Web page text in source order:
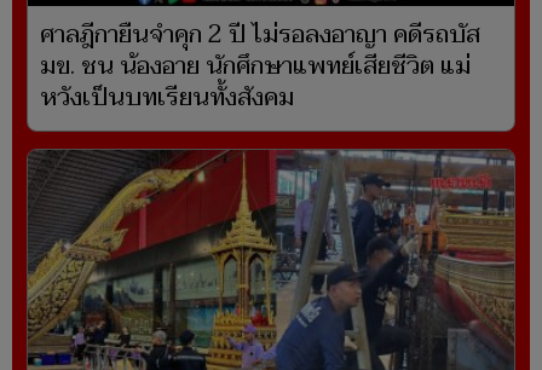
ศาลฎีกายืนจำคุก 2 ปี ไม่รอลงอาญา คดีรถบัส
มข. ชน น้องอาย นักศึกษาแพทย์เสียชีวิต แม่
หวังเป็นบทเรียนทั้งสังคม